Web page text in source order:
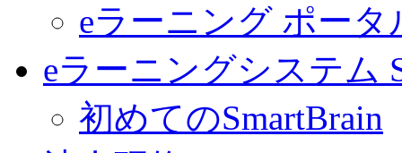
eラーニング ポータ
eラーニングシステム
初めてのSmartBrain